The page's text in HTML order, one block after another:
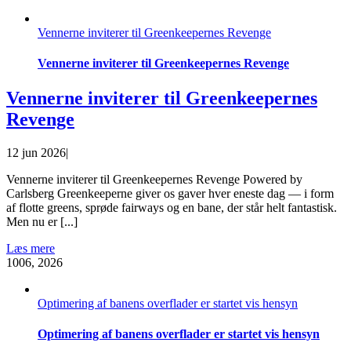
Vennerne inviterer til Greenkeepernes Revenge
Vennerne inviterer til Greenkeepernes Revenge
Vennerne inviterer til Greenkeepernes
Revenge
12 jun 2026|
Vennerne inviterer til Greenkeepernes Revenge Powered by
Carlsberg Greenkeeperne giver os gaver hver eneste dag — i form
af flotte greens, sprøde fairways og en bane, der står helt fantastisk.
Men nu er [...]
Læs mere
1006, 2026
Optimering af banens overflader er startet vis hensyn
Optimering af banens overflader er startet vis hensyn